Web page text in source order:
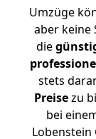
Umzüge
aber keine
die
stets
Preisezu
bei
Lobenstein